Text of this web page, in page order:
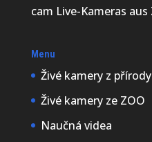
cam Live-Kameras
Menu
Živé kamery z přírody
Živé kamery ze ZOO
Naučná videa